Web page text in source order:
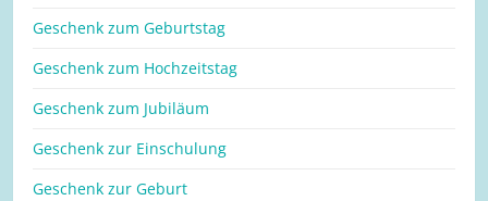
Geschenk zum Geburtstag
Geschenk zum Hochzeitstag
Geschenk zum Jubiläum
Geschenk zur Einschulung
Geschenk zur Geburt